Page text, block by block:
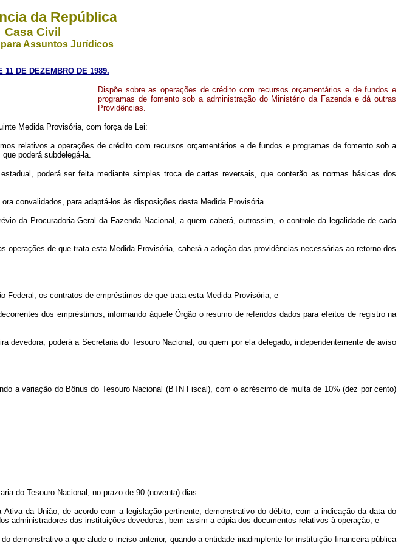
da República
Casa Civil
Assuntos Jurídicos
11 DE DEZEMBRO DE 1989.
Dispõe sobre as operações de crédito com recursos orçamentários e de fundos e
programas de fomento sob a administração do Ministério da Fazenda e dá outras
Providências.
Medida Provisória, com força de Lei:
relativos a operações de crédito com recursos orçamentários e de fundos e programas de fomento sob a
poderá subdelegá-la.
poderá ser feita mediante simples troca de cartas reversais, que conterão as normas básicas dos
convalidados, para adaptá-los às disposições desta Medida Provisória.
da Procuradoria-Geral da Fazenda Nacional, a quem caberá, outrossim, o controle da legalidade de cada
de que trata esta Medida Provisória, caberá a adoção das providências necessárias ao retorno dos
Federal, os contratos de empréstimos de que trata esta Medida Provisória; e
dos empréstimos, informando àquele Órgão o resumo de referidos dados para efeitos de registro na
poderá a Secretaria do Tesouro Nacional, ou quem por ela delegado, independentemente de aviso
a variação do Bônus do Tesouro Nacional (BTN Fiscal), com o acréscimo de multa de 10% (dez por cento)
do Tesouro Nacional, no prazo de 90 (noventa) dias:
da União, de acordo com a legislação pertinente, demonstrativo do débito, com a indicação da data do
administradores das instituições devedoras, bem assim a cópia dos documentos relativos à operação; e
demonstrativo a que alude o inciso anterior, quando a entidade inadimplente for instituição financeira pública